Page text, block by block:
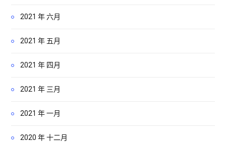
2021 年 六月
2021 年 五月
2021 年 四月
2021 年 三月
2021 年 一月
2020 年 十二月